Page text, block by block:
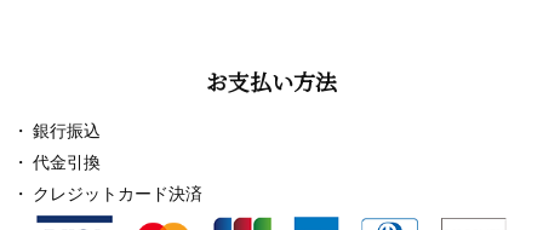
お支払い方法
銀行振込
代金引換
クレジットカード決済